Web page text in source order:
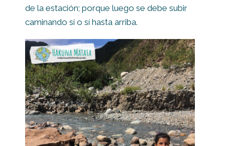
de la estación; porque luego se debe subir
caminando sí o sí hasta arriba.